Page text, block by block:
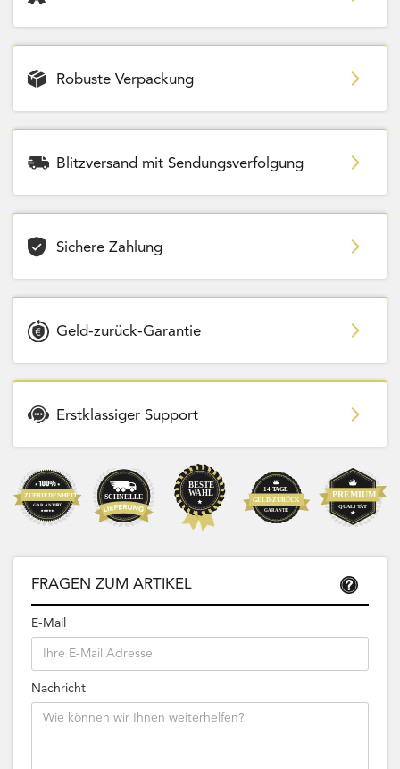
Robuste Verpackung
Blitzversand mit Sendungsverfolgung
Sichere Zahlung
Geld-zurück-Garantie
Erstklassiger Support
FRAGEN ZUM ARTIKEL
E-Mail
Nachricht